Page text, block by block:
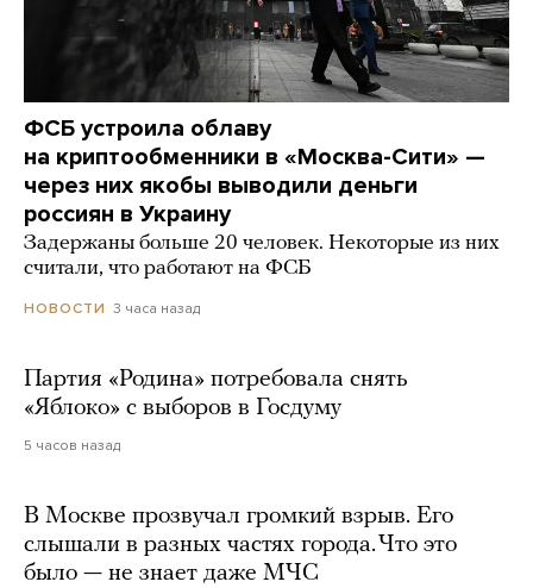
ФСБ устроила облаву
на криптообменники в «Москва-Сити» —
через них якобы выводили деньги
россиян в Украину
Задержаны больше 20 человек. Некоторые из них
считали, что работают на ФСБ
НОВОСТИ 3 часа назад
Партия «Родина» потребовала снять
«Яблоко» с выборов в Госдуму
5 часов назад
В Москве прозвучал громкий взрыв. Его
слышали в разных частях города. Что это
было — не знает даже МЧС